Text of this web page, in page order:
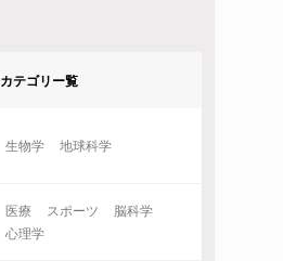
カテゴリー覧
生物学 地球科学
医療 スポーツ
脳科学
心理学